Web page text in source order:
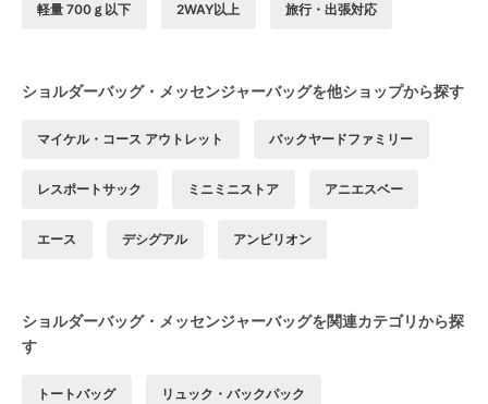
軽量 700ｇ以下 2WAY以上 旅行・出張対応
ショルダーバッグ・メッセンジャーバッグを他ショップから探す
マイケル・コース アウトレット バックヤードファミリー
レスポートサック ミニミニストア アニエスベー
エース デシグアル アンビリオン
ショルダーバッグ・メッセンジャーバッグを関連カテゴリから探
す
トートバッグ リュック・バックパック